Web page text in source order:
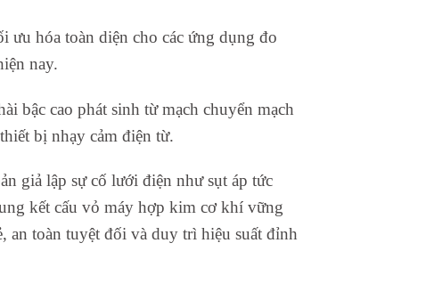
ưu hóa toàn diện cho các ứng dụng đo
nay.
bậc cao phát sinh từ mạch chuyển mạch
bị nhạy cảm điện từ.
giả lập sự cố lưới điện như sụt áp tức
kết cấu vỏ máy hợp kim cơ khí vững
an toàn tuyệt đối và duy trì hiệu suất đỉnh